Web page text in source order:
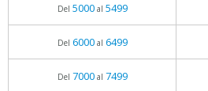
Del 5000al 5499
Del 6000al 6499
Del 7000al 7499